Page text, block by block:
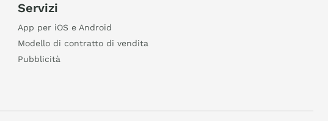
Servizi
App per iOS e Android
Modello di contratto di vendita
Pubblicità